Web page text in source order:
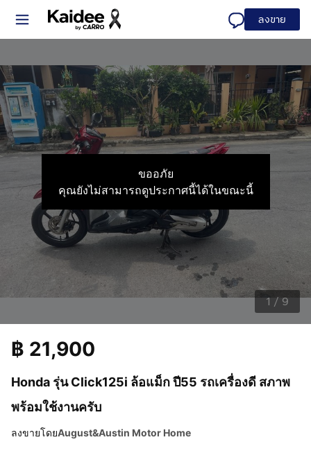
ลงขาย
ขออภัย
คุณยังไม่สามารถดูประกาศนี้ได้ในขณะนี้
1 / 9
Honda รุ่น Click125i ล้อแม็ก ปี55 รถเครื่องดี สภาพ
พร้อมใช้งานครับ
฿ 21,900
ลงขายโดยAugust&Austin Motor Home